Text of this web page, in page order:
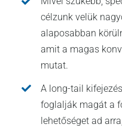
célzunk velük
alaposabban
amit a magas
mutat.
A long-tail
foglalják magát a
lehetőséget ad